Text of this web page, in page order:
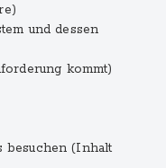
und dessen
kommt)
besuchen (Inhalt